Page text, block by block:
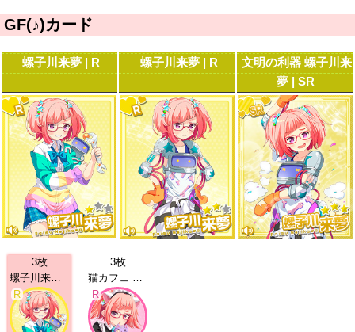
GF(♪)カード
螺子川来夢 | R 螺子川来夢 | R
文明の利器 螺子川来
夢 | SR
3枚
R
3枚
R